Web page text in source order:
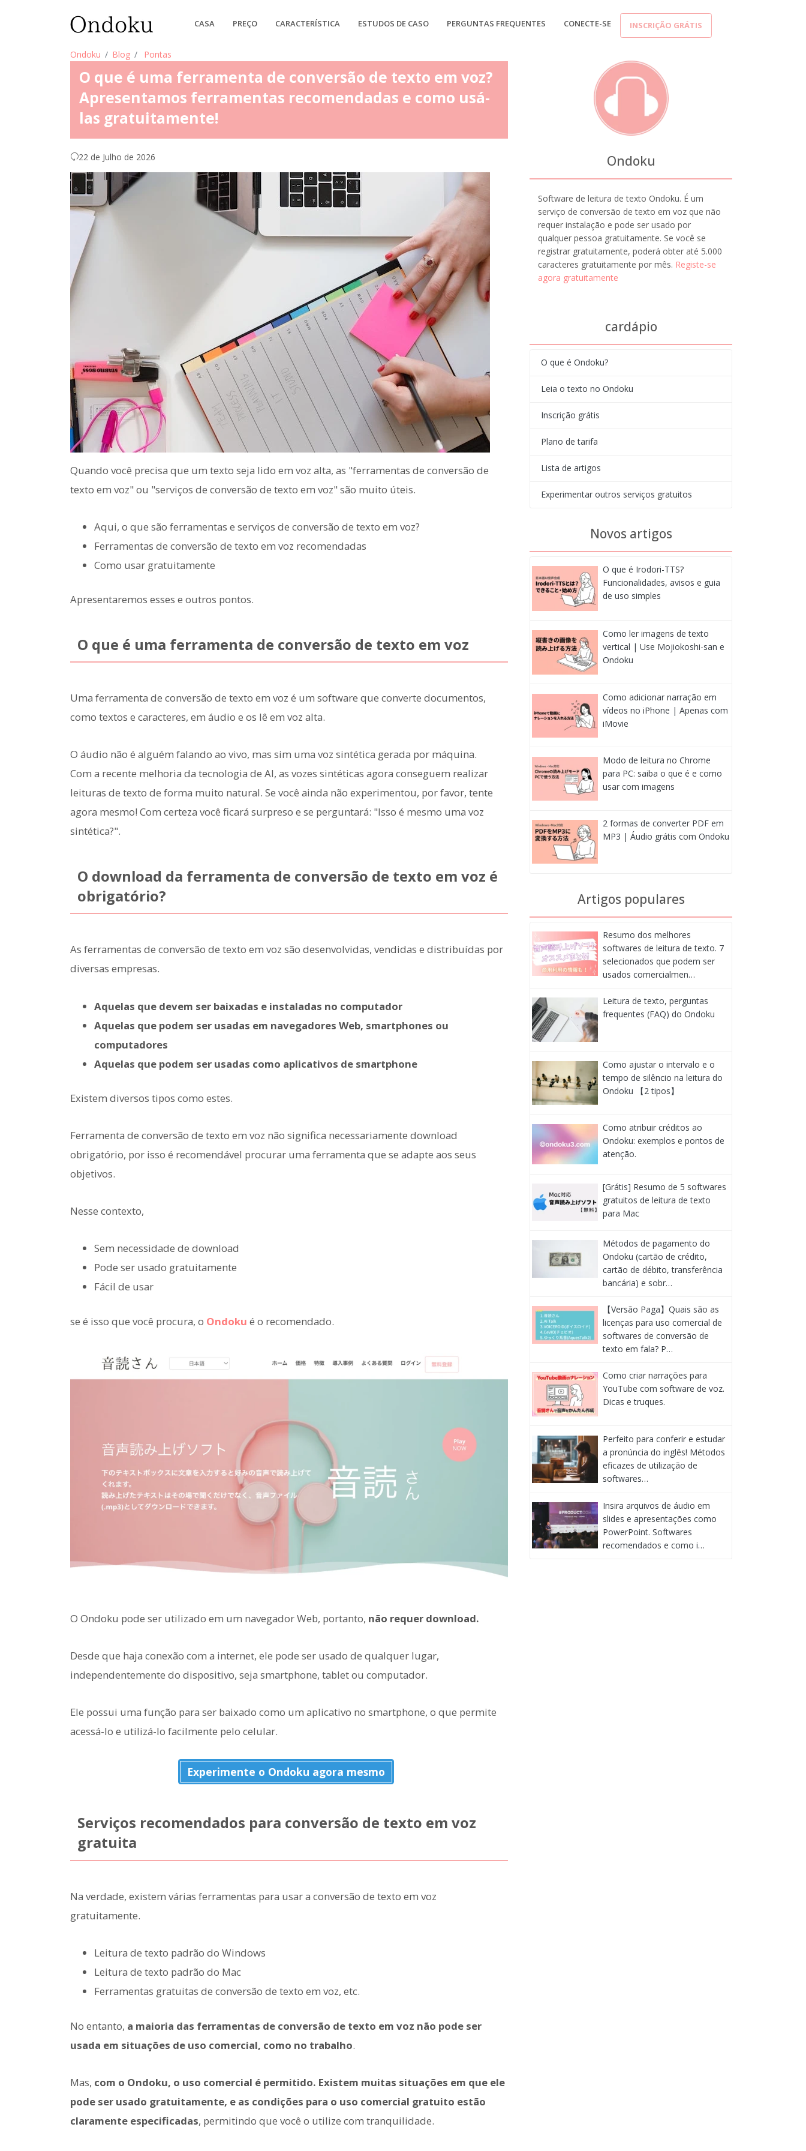
CASA PREÇO CARACTERÍSTICA ESTUDOS DE CASO PERGUNTAS FREQUENTES CONECTE-SE INSCRIÇÃO GRÁTIS
Ondoku Blog Pontas
O que é uma ferramenta de conversão de texto em voz?
Apresentamos ferramentas recomendadas e como usá-
las gratuitamente!
22 de Julho de 2026
Quando você precisa que um texto seja lido em voz alta, as "ferramentas de conversão de
texto em voz" ou "serviços de conversão de texto em voz" são muito úteis.
Aqui, o que são ferramentas e serviços de conversão de texto em voz?
Ferramentas de conversão de texto em voz recomendadas
Como usar gratuitamente
Apresentaremos esses e outros pontos.
O que é uma ferramenta de conversão de texto em voz
Uma ferramenta de conversão de texto em voz é um software que converte documentos,
como textos e caracteres, em áudio e os lê em voz alta.
O áudio não é alguém falando ao vivo, mas sim uma voz sintética gerada por máquina.
Com a recente melhoria da tecnologia de AI, as vozes sintéticas agora conseguem realizar
leituras de texto de forma muito natural. Se você ainda não experimentou, por favor, tente
agora mesmo! Com certeza você ficará surpreso e se perguntará: "Isso é mesmo uma voz
sintética?".
O download da ferramenta de conversão de texto em voz é
obrigatório?
As ferramentas de conversão de texto em voz são desenvolvidas, vendidas e distribuídas por
diversas empresas.
Aquelas que devem ser baixadas e instaladas no computador
Aquelas que podem ser usadas em navegadores Web, smartphones ou
computadores
Aquelas que podem ser usadas como aplicativos de smartphone
Existem diversos tipos como estes.
Ferramenta de conversão de texto em voz não significa necessariamente download
obrigatório, por isso é recomendável procurar uma ferramenta que se adapte aos seus
objetivos.
Nesse contexto,
Sem necessidade de download
Pode ser usado gratuitamente
Fácil de usar
se é isso que você procura, o Ondoku é o recomendado.
O Ondoku pode ser utilizado em um navegador Web, portanto, não requer download.
Desde que haja conexão com a internet, ele pode ser usado de qualquer lugar,
independentemente do dispositivo, seja smartphone, tablet ou computador.
Ele possui uma função para ser baixado como um aplicativo no smartphone, o que permite
acessá-lo e utilizá-lo facilmente pelo celular.
Experimente o Ondoku agora mesmo
Serviços recomendados para conversão de texto em voz
gratuita
Na verdade, existem várias ferramentas para usar a conversão de texto em voz
gratuitamente.
Leitura de texto padrão do Windows
Leitura de texto padrão do Mac
Ferramentas gratuitas de conversão de texto em voz, etc.
No entanto, a maioria das ferramentas de conversão de texto em voz não pode ser
usada em situações de uso comercial, como no trabalho.
Mas, com o Ondoku, o uso comercial é permitido. Existem muitas situações em que ele
pode ser usado gratuitamente, e as condições para o uso comercial gratuito estão
claramente especificadas, permitindo que você o utilize com tranquilidade.
Ondoku
Software de leitura de texto Ondoku. É um
serviço de conversão de texto em voz que não
requer instalação e pode ser usado por
qualquer pessoa gratuitamente. Se você se
registrar gratuitamente, poderá obter até 5.000
caracteres gratuitamente por mês. Registe-se
agora gratuitamente
cardápio
O que é Ondoku?
Leia o texto no Ondoku
Inscrição grátis
Plano de tarifa
Lista de artigos
Experimentar outros serviços gratuitos
Novos artigos
O que é Irodori-TTS?
Funcionalidades, avisos e guia
de uso simples
Como ler imagens de texto
vertical | Use Mojiokoshi-san e
Ondoku
Como adicionar narração em
vídeos no iPhone | Apenas com
iMovie
Modo de leitura no Chrome
para PC: saiba o que é e como
usar com imagens
2 formas de converter PDF em
MP3 | Áudio grátis com Ondoku
Artigos populares
Resumo dos melhores
softwares de leitura de texto. 7
selecionados que podem ser
usados comercialmen…
Leitura de texto, perguntas
frequentes (FAQ) do Ondoku
Como ajustar o intervalo e o
tempo de silêncio na leitura do
Ondoku 【2 tipos】
Como atribuir créditos ao
Ondoku: exemplos e pontos de
atenção.
[Grátis] Resumo de 5 softwares
gratuitos de leitura de texto
para Mac
Métodos de pagamento do
Ondoku (cartão de crédito,
cartão de débito, transferência
bancária) e sobr…
【Versão Paga】Quais são as
licenças para uso comercial de
softwares de conversão de
texto em fala? P…
Como criar narrações para
YouTube com software de voz.
Dicas e truques.
Perfeito para conferir e estudar
a pronúncia do inglês! Métodos
eficazes de utilização de
softwares…
Insira arquivos de áudio em
slides e apresentações como
PowerPoint. Softwares
recomendados e como i…